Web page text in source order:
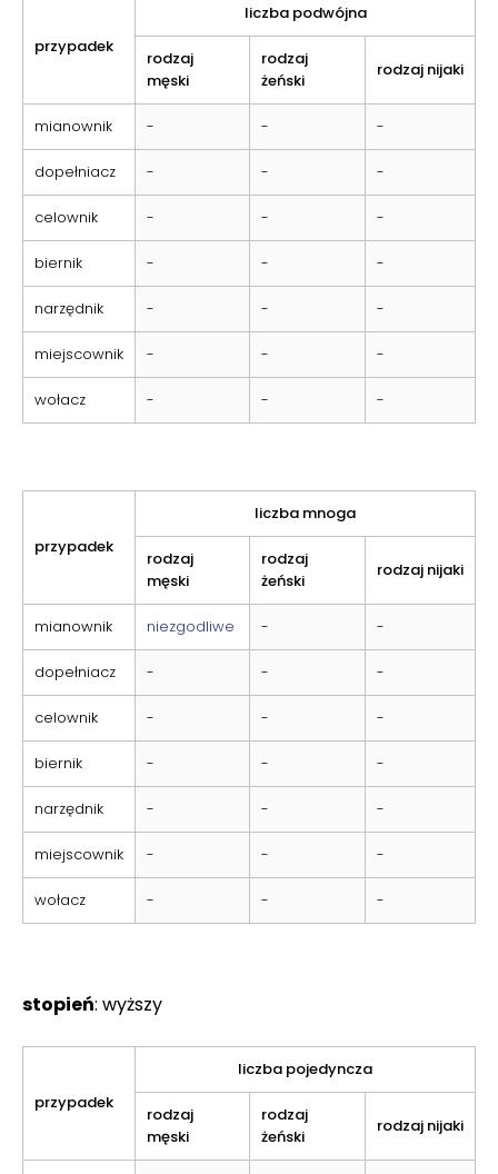
przypadek
liczba podwójna
rodzaj
męski
rodzaj
żeński
rodzaj nijaki
mianownik - - -
dopełniacz - - -
celownik - - -
biernik - - -
narzędnik - - -
miejscownik - - -
wołacz - - -
przypadek
liczba mnoga
rodzaj
męski
rodzaj
żeński
rodzaj nijaki
mianownik niezgodliwe - -
dopełniacz - - -
celownik - - -
biernik - - -
narzędnik - - -
miejscownik - - -
wołacz - - -
stopień: wyższy
przypadek
liczba pojedyncza
rodzaj
męski
rodzaj
żeński
rodzaj nijaki